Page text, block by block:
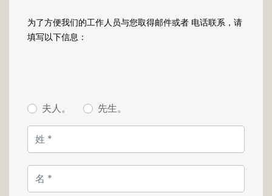
为了方便我们的工作人员与您取得邮件或者 电话联系，请
填写以下信息：
夫人。 先生。